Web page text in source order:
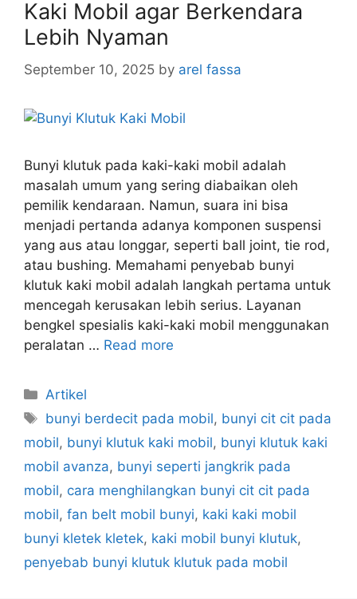
Kaki Mobil agar Berkendara
Lebih Nyaman
September 10, 2025 by arel fassa
Bunyi klutuk pada kaki-kaki mobil adalah
masalah umum yang sering diabaikan oleh
pemilik kendaraan. Namun, suara ini bisa
menjadi pertanda adanya komponen suspensi
yang aus atau longgar, seperti ball joint, tie rod,
atau bushing. Memahami penyebab bunyi
klutuk kaki mobil adalah langkah pertama untuk
mencegah kerusakan lebih serius. Layanan
bengkel spesialis kaki-kaki mobil menggunakan
peralatan … Read more
Artikel
bunyi berdecit pada mobil, bunyi cit cit pada
mobil, bunyi klutuk kaki mobil, bunyi klutuk kaki
mobil avanza, bunyi seperti jangkrik pada
mobil, cara menghilangkan bunyi cit cit pada
mobil, fan belt mobil bunyi, kaki kaki mobil
bunyi kletek kletek, kaki mobil bunyi klutuk,
penyebab bunyi klutuk klutuk pada mobil